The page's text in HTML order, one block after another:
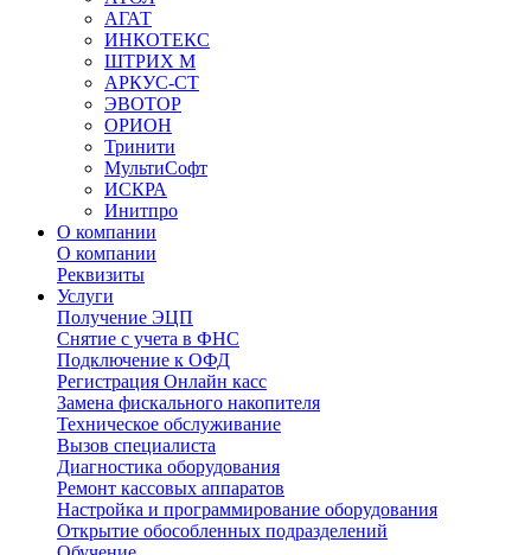
АГАТ
ИНКОТЕКС
ШТРИХ М
АРКУС-СТ
ЭВОТОР
ОРИОН
Тринити
МультиСофт
ИСКРА
Инитпро
О компании
О компании
Реквизиты
Услуги
Получение ЭЦП
Снятие с учета в ФНС
Подключение к ОФД
Регистрация Онлайн касс
Замена фискального накопителя
Техническое обслуживание
Вызов специалиста
Диагностика оборудования
Ремонт кассовых аппаратов
Настройка и программирование оборудования
Открытие обособленных подразделений